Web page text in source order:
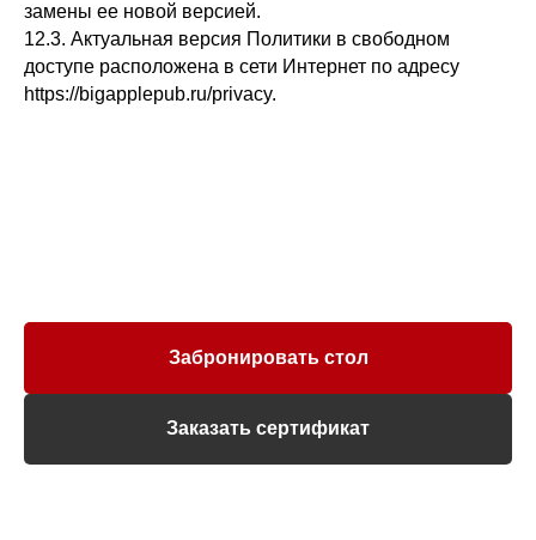
замены ее новой версией.
12.3. Актуальная версия Политики в свободном
доступе расположена в сети Интернет по адресу
https://bigapplepub.ru/privacy.
Забронировать стол
Заказать сертификат